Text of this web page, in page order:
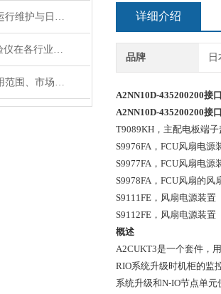
浅析压力变送器运行维护与日常保养
CA500多功能校验仪在各行业和领域的应用
有纸记录仪：应用范围、市场价值及前景分析
详细介绍
品牌
A2NN10D-435200200接
A2NN10D-435200200接
T9089KH， 主配电板端子
S9976FA， FCU风扇电源
S9977FA， FCU风扇电源
S9978FA， FCU风扇的风
S9111FE， 风扇电源装置
S9112FE， 风扇电源装置
概述
A2CUKT3是一个套件，
RIO系统升级时机柜的监
系统升级和N-IO节点单